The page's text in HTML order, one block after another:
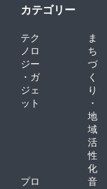
カテゴリー
テク
ノロ
ジー
・ガ
ジェ
ット
ま
ち
づ
く
り
・
地
域
活
性
化
プロ
音